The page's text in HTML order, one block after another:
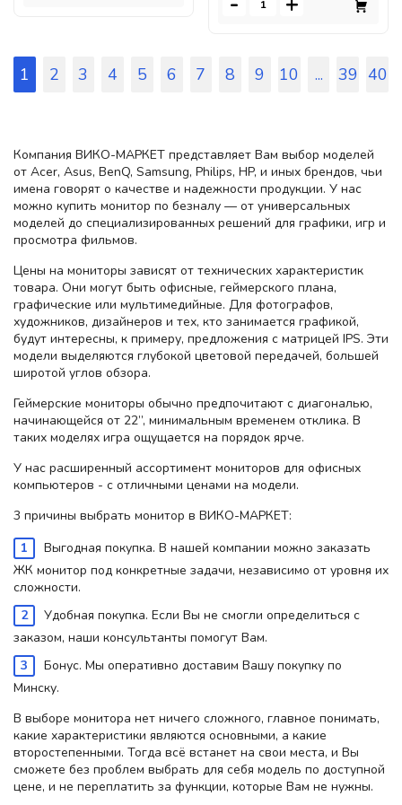
1 2 3 4 5 6 7 8 9 10 ... 39 40
Компания ВИКО-МАРКЕТ представляет Вам выбор моделей
от Acer, Asus, BenQ, Samsung, Philips, HP, и иных брендов, чьи
имена говорят о качестве и надежности продукции. У нас
можно купить монитор по безналу — от универсальных
моделей до специализированных решений для графики, игр и
просмотра фильмов.
Цены на мониторы зависят от технических характеристик
товара. Они могут быть офисные, геймерского плана,
графические или мультимедийные. Для фотографов,
художников, дизайнеров и тех, кто занимается графикой,
будут интересны, к примеру, предложения с матрицей IPS. Эти
модели выделяются глубокой цветовой передачей, большей
широтой углов обзора.
Геймерские мониторы обычно предпочитают с диагональю,
начинающейся от 22”, минимальным временем отклика. В
таких моделях игра ощущается на порядок ярче.
У нас расширенный ассортимент мониторов для офисных
компьютеров - с отличными ценами на модели.
3 причины выбрать монитор в ВИКО-МАРКЕТ:
Выгодная покупка. В нашей компании можно заказать
ЖК монитор под конкретные задачи, независимо от уровня их
сложности.
Удобная покупка. Если Вы не смогли определиться с
заказом, наши консультанты помогут Вам.
Бонус. Мы оперативно доставим Вашу покупку по
Минску.
В выборе монитора нет ничего сложного, главное понимать,
какие характеристики являются основными, а какие
второстепенными. Тогда всё встанет на свои места, и Вы
сможете без проблем выбрать для себя модель по доступной
цене, и не переплатить за функции, которые Вам не нужны.